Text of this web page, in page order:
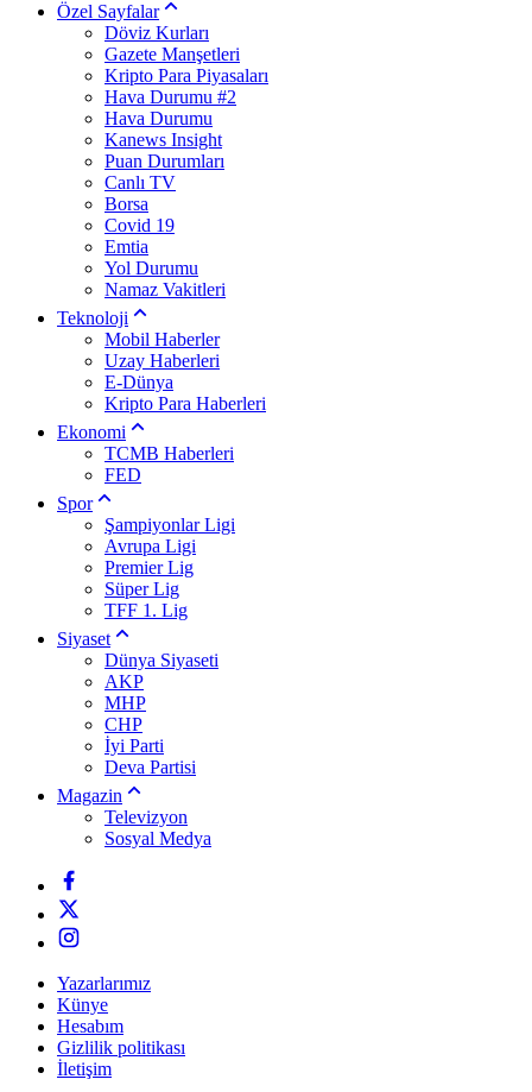
Özel Sayfalar
Döviz Kurları
Gazete Manşetleri
Kripto Para Piyasaları
Hava Durumu #2
Hava Durumu
Kanews Insight
Puan Durumları
Canlı TV
Borsa
Covid 19
Emtia
Yol Durumu
Namaz Vakitleri
Teknoloji
Mobil Haberler
Uzay Haberleri
E-Dünya
Kripto Para Haberleri
Ekonomi
TCMB Haberleri
FED
Spor
Şampiyonlar Ligi
Avrupa Ligi
Premier Lig
Süper Lig
TFF 1. Lig
Siyaset
Dünya Siyaseti
AKP
MHP
CHP
İyi Parti
Deva Partisi
Magazin
Televizyon
Sosyal Medya
Yazarlarımız
Künye
Hesabım
Gizlilik politikası
İletişim